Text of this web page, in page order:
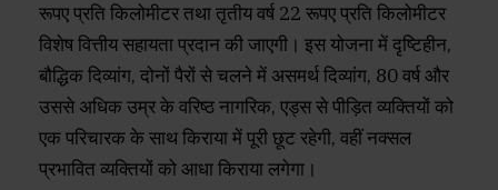
रूपए प्रति किलोमीटर तथा तृतीय वर्ष 22 रूपए प्रति किलोमीटर
विशेष वित्तीय सहायता प्रदान की जाएगी। इस योजना में दृष्टिहीन,
बौद्धिक दिव्यांग, दोनों पैरों से चलने में असमर्थ दिव्यांग, 80 वर्ष और
उससे अधिक उम्र के वरिष्ठ नागरिक, एड्स से पीड़ित व्यक्तियों को
एक परिचारक के साथ किराया में पूरी छूट रहेगी, वहीं नक्सल
प्रभावित व्यक्तियों को आधा किराया लगेगा।